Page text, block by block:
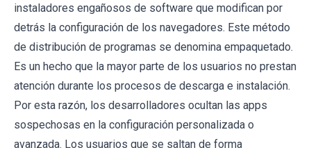
instaladores engañosos de software que modifican por
detrás la configuración de los navegadores. Este método
de distribución de programas se denomina empaquetado.
Es un hecho que la mayor parte de los usuarios no prestan
atención durante los procesos de descarga e instalación.
Por esta razón, los desarrolladores ocultan las apps
sospechosas en la configuración personalizada o
avanzada. Los usuarios que se saltan de forma